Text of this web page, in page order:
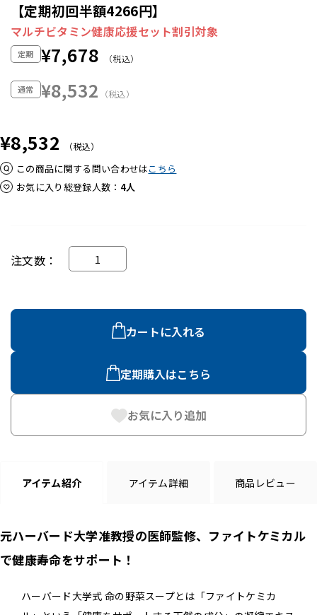
【定期初回半額4266円】
マルチビタミン健康応援セット割引対象
定期 ¥7,678 （税込）
通常 ¥8,532 （税込）
¥8,532 （税込）
この商品に関する問い合わせはこちら
お気に入り総登録人数
4人
注文数
カートに入れる
定期購入はこちら
お気に入り追加
アイテム紹介
元ハーバード大学准教授の医師監修、ファイトケミカル
で健康寿命をサポート！
ハーバード大学式 命の野菜スープとは「ファイトケミカ
アイテム詳細 商品レビュー